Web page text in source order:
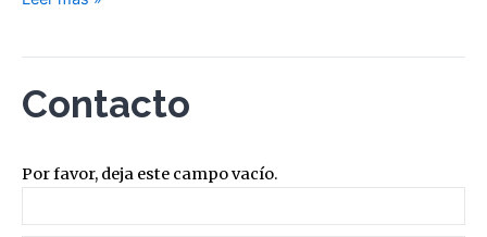
Contacto
Por favor, deja este campo vacío.